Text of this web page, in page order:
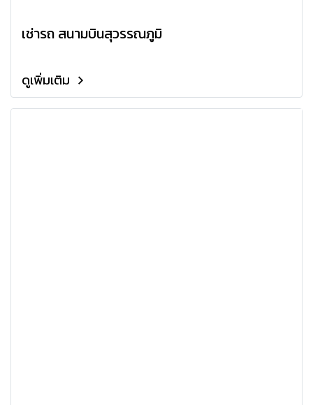
เช่ารถ สนามบินสุวรรณภูมิ
ดูเพิ่มเติม